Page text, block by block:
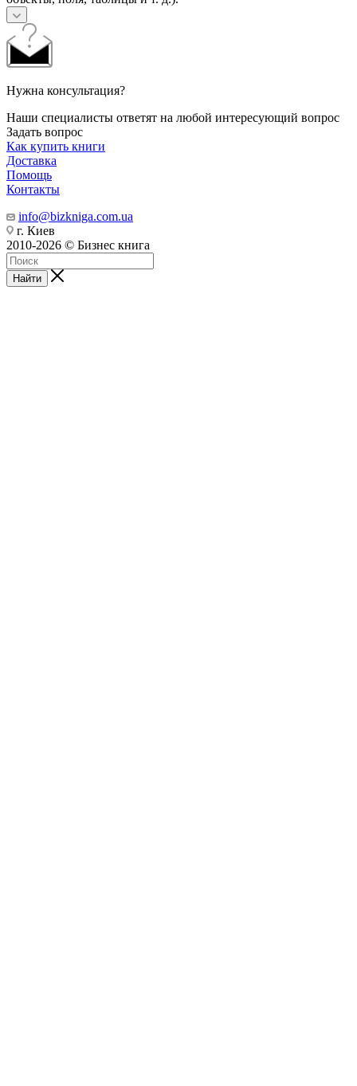
Нужна консультация?
Наши специалисты ответят на любой интересующий вопрос
Задать вопрос
Как купить книги
Доставка
Помощь
Контакты
info@bizkniga.com.ua
г. Киев
2010-2026 © Бизнес книга
Найти